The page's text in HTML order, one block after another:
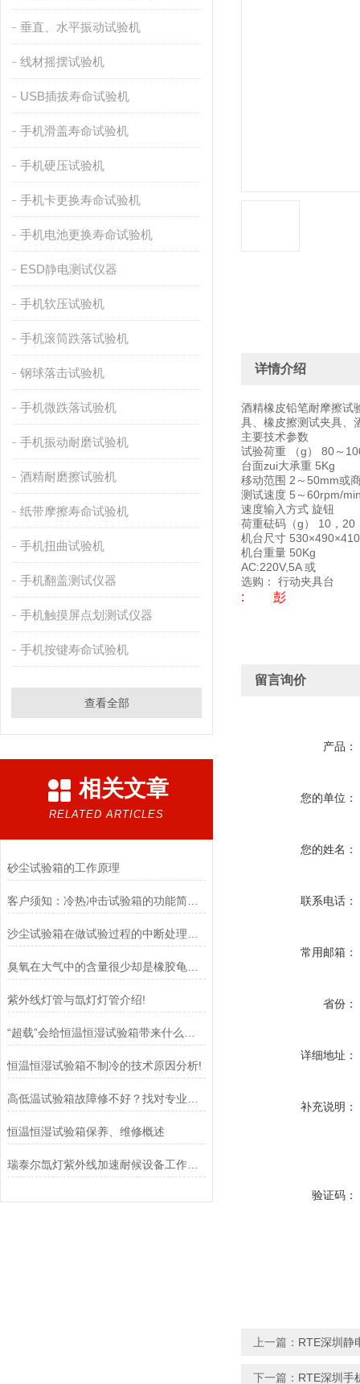
垂直、水平振动试验机
线材摇摆试验机
USB插拔寿命试验机
手机滑盖寿命试验机
手机硬压试验机
手机卡更换寿命试验机
手机电池更换寿命试验机
ESD静电测试仪器
手机软压试验机
手机滚筒跌落试验机
钢球落击试验机
手机微跌落试验机
手机振动耐磨试验机
酒精耐磨擦试验机
纸带摩擦寿命试验机
手机扭曲试验机
手机翻盖测试仪器
手机触摸屏点划测试仪器
手机按键寿命试验机
查看全部
相关文章
RELATED ARTICLES
砂尘试验箱的工作原理
客户须知：冷热冲击试验箱的功能简介和安装准备条件阐述
臭氧在大气中的含量很少却是橡胶龟裂的主要因素_臭氧老化试验箱
紫外线灯管与氙灯灯管介绍!
恒温恒湿试验箱不制冷的技术原因分析!
恒温恒湿试验箱保养、维修概述
瑞泰尔氙灯紫外线加速耐候设备工作原理及应用！
详情介绍
酒精橡皮铅笔耐摩擦试
具、橡皮擦测试夹具、
主要技术参数
试验荷重 （g） 80～
台面zui大承重 5Kg
移动范围 2～50mm或
测试速度 5～60rpm/
速度输入方式 旋钮
荷重砝码（g） 10，
机台尺寸
机台重量 50Kg
AC:220V,5A 或
选购： 行动夹具台
: 彭
留言询价
产品：
您的单位：
您的姓名：
联系电话：
常用邮箱：
省份：
详细地址：
补充说明：
验证码：
上一篇： RTE深圳静
下一篇： RTE深圳手